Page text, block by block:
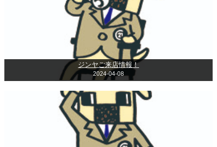
ジンヤご来店情報！
2024-04-08